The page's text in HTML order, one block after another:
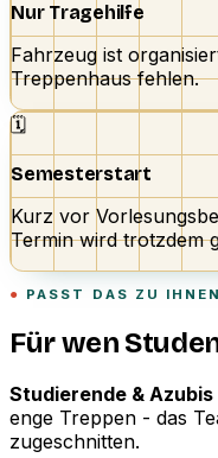
Nur Tragehilfe
Fahrzeug ist
Treppenhaus fehlen.
🗓️
Semesterstart
Kurz vor
Termin wird trotzdem
PASST DAS ZU
Für wen
Studierende & Azubis
enge Treppen - das
zugeschnitten.